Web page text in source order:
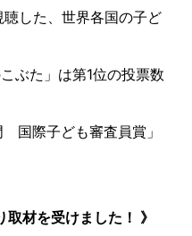
した、世界各国の子ど
ぶた」は第1位の投票数
国際子ども審査員賞」
材を受けました！ 》